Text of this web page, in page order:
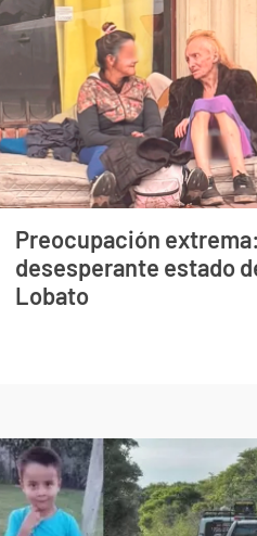
Preocupación
desesperante estado
Lobato